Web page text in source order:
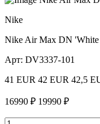
Nike
Nike Air Max DN
Арт: DV3337-101
41 EUR 42 EUR 42,5
16990 ₽ 19990 ₽